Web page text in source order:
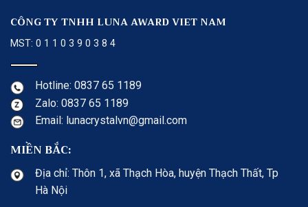
CÔNG TY TNHH LUNA AWARD VIET NAM
MST: 0 1 1 0 3 9 0 3 8 4
Hotline: 0837 65 1189
Zalo: 0837 65 1189
Email: lunacrystalvn@gmail.com
MIỀN BẮC:
Địa chỉ: Thôn 1, xã Thạch Hòa, huyện Thạch Thất, Tp
Hà Nội